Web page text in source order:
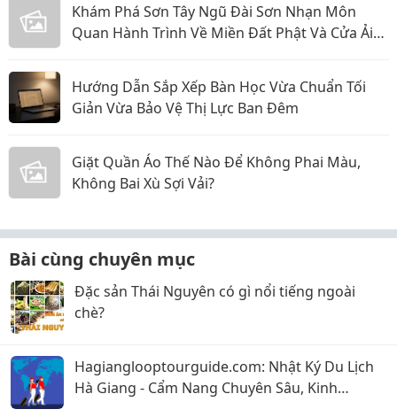
Khám Phá Sơn Tây Ngũ Đài Sơn Nhạn Môn
Quan Hành Trình Về Miền Đất Phật Và Cửa Ải
Hướng Dẫn Sắp Xếp Bàn Học Vừa Chuẩn Tối
Giản Vừa Bảo Vệ Thị Lực Ban Đêm
Giặt Quần Áo Thế Nào Để Không Phai Màu,
Không Bai Xù Sợi Vải?
Bài cùng chuyên mục
Đặc sản Thái Nguyên có gì nổi tiếng ngoài
chè?
Hagianglooptourguide.com: Nhật Ký Du Lịch
Hà Giang - Cẩm Nang Chuyên Sâu, Kinh